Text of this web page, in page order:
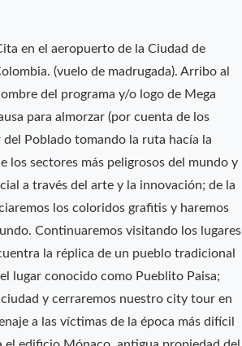
en el aeropuerto de la Ciudad de
(vuelo de madrugada). Arribo al
del programa y/o logo de Mega
para almorzar (por cuenta de los
Poblado tomando la ruta hacía la
los sectores más peligrosos del mundo y
a través del arte y la innovación; de la
los coloridos grafitis y haremos
Continuaremos visitando los lugares
la réplica de un pueblo tradicional
lugar conocido como Pueblito Paisa;
y cerraremos nuestro city tour en
a las víctimas de la época más difícil